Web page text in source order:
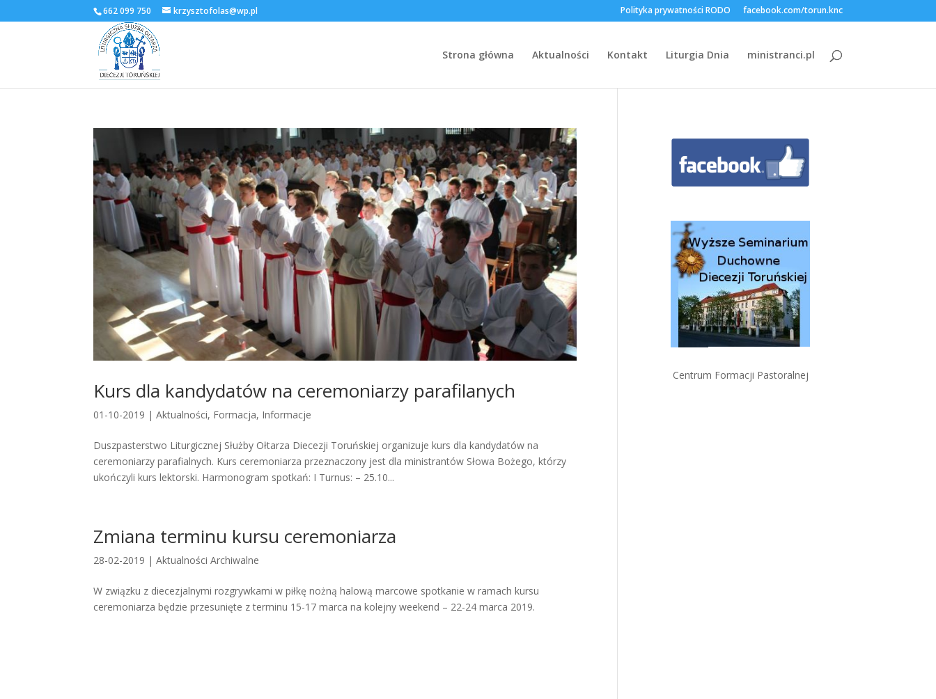
662 099 750 krzysztofolas@wp.pl Polityka prywatności RODO facebook.com/torun.knc
Strona główna Aktualności Kontakt Liturgia Dnia ministranci.pl
Kurs dla kandydatów na ceremoniarzy parafilanych
01-10-2019 |Aktualności, Formacja, Informacje
Duszpasterstwo Liturgicznej Służby Ołtarza Diecezji Toruńskiej organizuje kurs dla kandydatów na
ceremoniarzy parafialnych. Kurs ceremoniarza przeznaczony jest dla ministrantów Słowa Bożego, którzy
ukończyli kurs lektorski. Harmonogram spotkań: I Turnus: – 25.10...
Zmiana terminu kursu ceremoniarza
28-02-2019 |Aktualności Archiwalne
W związku z diecezjalnymi rozgrywkami w piłkę nożną halową marcowe spotkanie w ramach kursu
ceremoniarza będzie przesunięte z terminu 15-17 marca na kolejny weekend – 22-24 marca 2019.
Centrum Formacji Pastoralnej